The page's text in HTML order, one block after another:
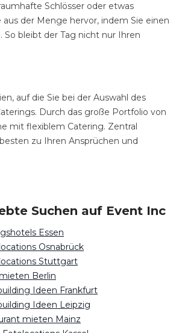
Schlösser oder etwas
der Menge hervor, indem Sie einen
bleibt der Tag nicht nur Ihren
auf die Sie bei der Auswahl des
Durch das große Portfolio von
mit flexiblem Catering. Zentral
zu Ihren Ansprüchen und
Suchen auf Event Inc
Essen
Osnabrück
Stuttgart
Berlin
Ideen Frankfurt
Ideen Leipzig
mieten Mainz